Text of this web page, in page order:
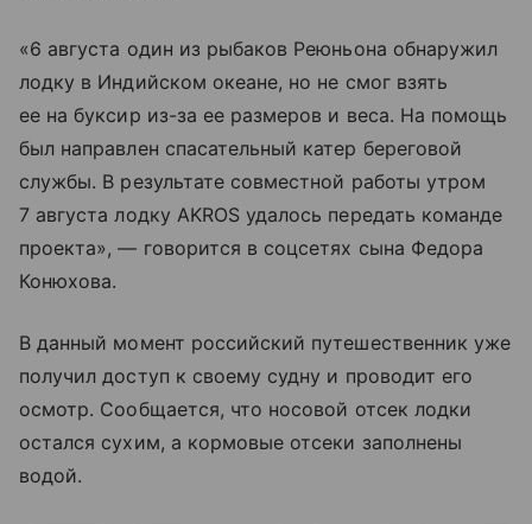
«6 августа один из рыбаков Реюньона обнаружил
лодку в Индийском океане, но не смог взять
ее на буксир из-за ее размеров и веса. На помощь
был направлен спасательный катер береговой
службы. В результате совместной работы утром
7 августа лодку AKROS удалось передать команде
проекта», — говорится в соцсетях сына Федора
Конюхова.
В данный момент российский путешественник уже
получил доступ к своему судну и проводит его
осмотр. Сообщается, что носовой отсек лодки
остался сухим, а кормовые отсеки заполнены
водой.